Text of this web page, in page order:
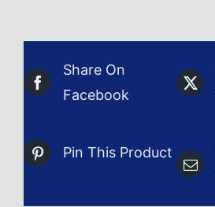
Share On
Facebook
Pin This Product